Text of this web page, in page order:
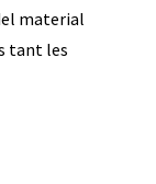
material
tant les